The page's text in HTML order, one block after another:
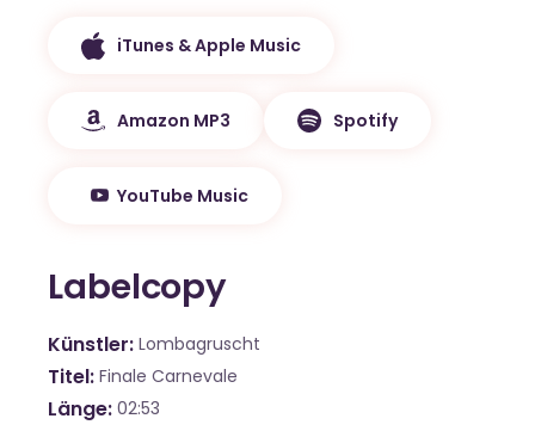
iTunes & Apple Music
Amazon MP3 Spotify
YouTube Music
Labelcopy
Künstler Lombagruscht
Titel Finale Carnevale
Länge 02:53